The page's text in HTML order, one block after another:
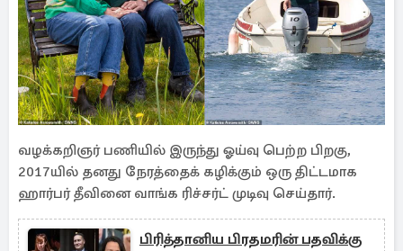
வழக்கறிஞர் பணியில் இருந்து ஓய்வு பெற்ற பிறகு,
2017யில் தனது நேரத்தைக் கழிக்கும் ஒரு திட்டமாக
ஹார்பர் தீவினை வாங்க ரிச்சர்ட் முடிவு செய்தார்.
பிரித்தானிய பிரதமரின் பதவிக்கு